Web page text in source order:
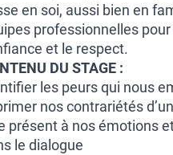
en soi, aussi bien en
professionnelles
et le respect.
DU STAGE :
les peurs qui nous
nos contrariétés
présent à nos émotions
le dialogue